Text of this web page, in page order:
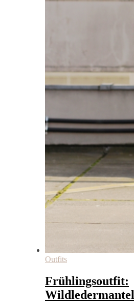
Outfits
Frühlingsoutfit:
Wildledermantel